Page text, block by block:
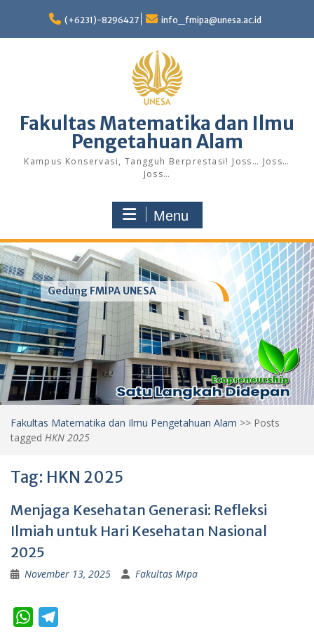
content
(+6231)-8296427 info_fmipa@unesa.ac.id
Fakultas Matematika dan Ilmu
Pengetahuan Alam
Kampus Konservasi, Tangguh Berprestasi! Joss… Joss…
Joss…
Menu
Gedung FMIPA UNESA
Fakultas Matematika dan Ilmu Pengetahuan Alam >> Posts
tagged HKN 2025
Tag: HKN 2025
Menjaga Kesehatan Generasi: Refleksi
Ilmiah untuk Hari Kesehatan Nasional
2025
November 13, 2025 Fakultas Mipa
W